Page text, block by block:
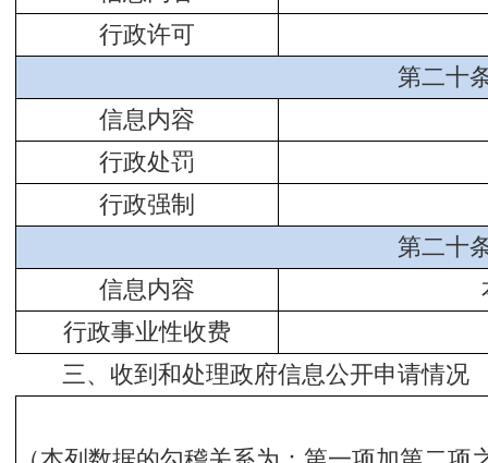
行政许可
第二十
信息内容
行政处罚
行政强制
第二十
信息内容
行政事业性收费
三、收到和处理政府信息公开申请情况